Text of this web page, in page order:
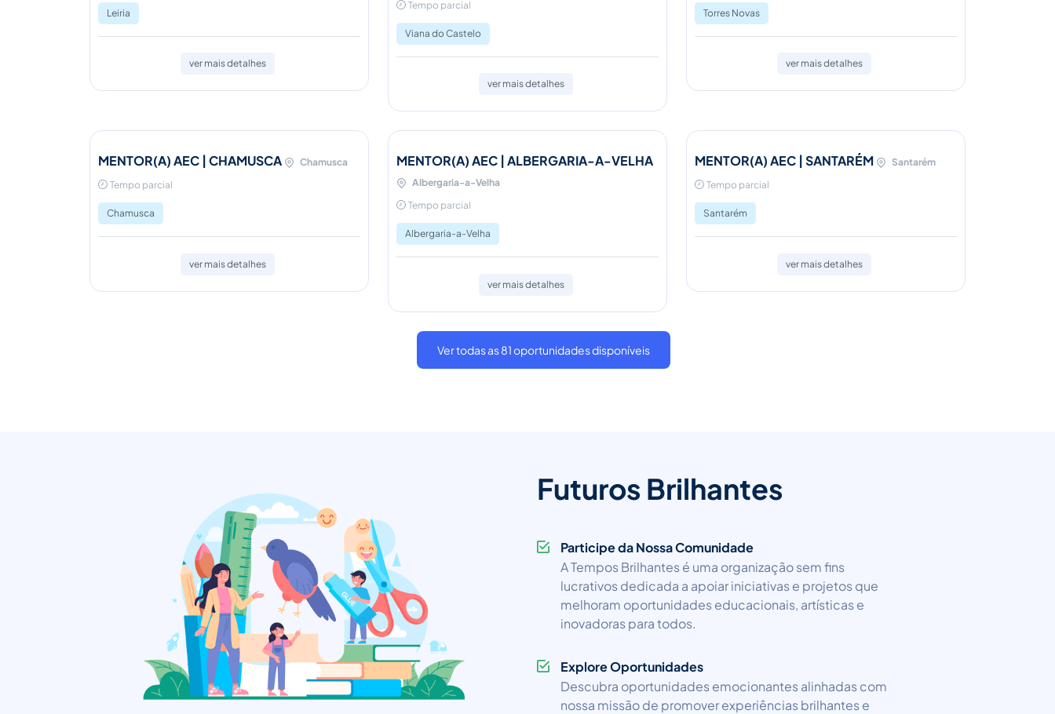
Leiria
ver mais detalhes
Tempo parcial
Viana do Castelo
ver mais detalhes
Torres Novas
ver mais detalhes
MENTOR(A) AEC | CHAMUSCA
Chamusca
Tempo parcial
Chamusca
ver mais detalhes
MENTOR(A) AEC | ALBERGARIA-A-VELHA
Albergaria-a-Velha
Tempo parcial
Albergaria-a-Velha
ver mais detalhes
MENTOR(A) AEC | SANTARÉM
Santarém
Tempo parcial
Santarém
ver mais detalhes
Ver todas as 81 oportunidades disponíveis
Futuros Brilhantes
Participe da Nossa Comunidade
A Tempos Brilhantes é uma organização sem fins
lucrativos dedicada a apoiar iniciativas e projetos que
melhoram oportunidades educacionais, artísticas e
inovadoras para todos.
Explore Oportunidades
Descubra oportunidades emocionantes alinhadas com
nossa missão de promover experiências brilhantes e